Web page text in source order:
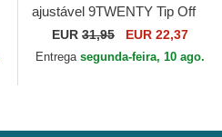
ajustável 9TWENTY Tip Off
2023 da Los Angeles Lakers
NBA da New Era
EUR 31,95 EUR 22,37
Entrega segunda-feira, 10 ago.